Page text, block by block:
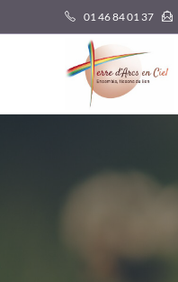
to
01 46 84 01 37